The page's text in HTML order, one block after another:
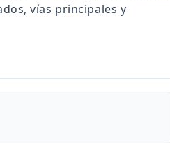
vías principales y